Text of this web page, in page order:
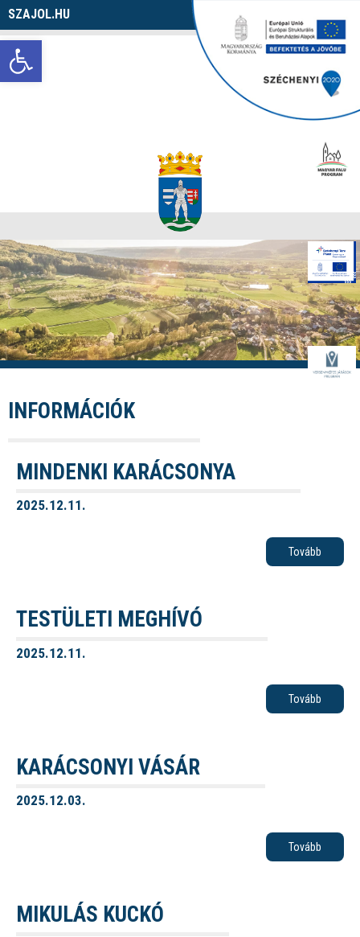
Eszköztár megnyitása
SZAJOL.HU
INFORMÁCIÓK
MINDENKI KARÁCSONYA
2025.12.11.
Tovább
TESTÜLETI MEGHÍVÓ
2025.12.11.
Tovább
KARÁCSONYI VÁSÁR
2025.12.03.
Tovább
MIKULÁS KUCKÓ